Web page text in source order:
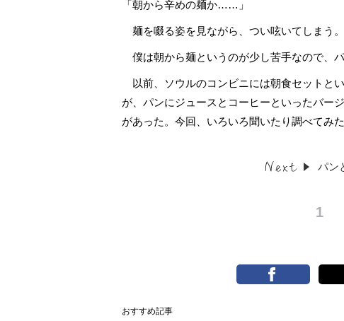
「朝から辛めの麺か……」
麺を啜る姿を見ながら、つい呟いてしまう。
僕は朝から麺というのが少し苦手なので、
以前、ソウルのコンビニには朝食セットと
が、パンにジュースとコーヒーといったバー
があった。今回、いろいろ聞いたり調べてみ
パン
1
おすすめ記事